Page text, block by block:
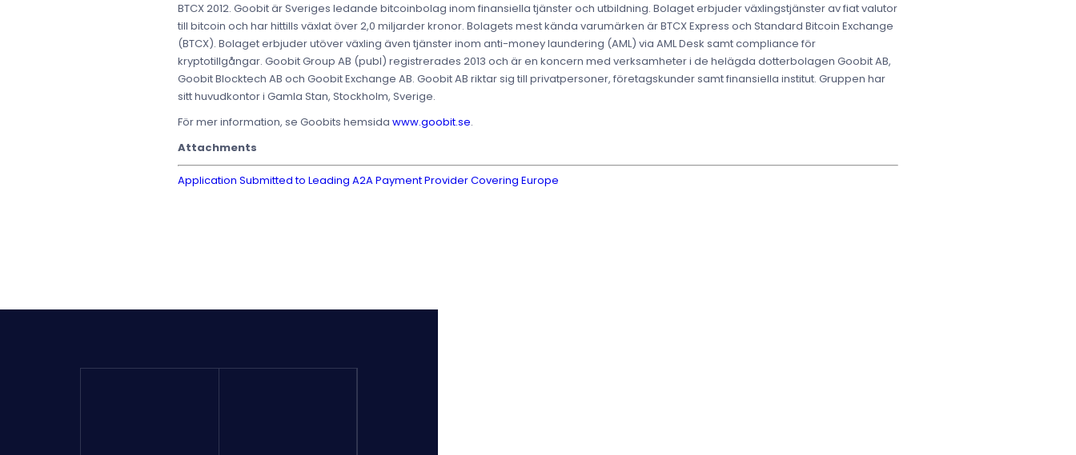
BTCX 2012. Goobit är Sveriges ledande bitcoinbolag inom finansiella tjänster och utbildning. Bolaget erbjuder växlingstjänster av fiat valutor
till bitcoin och har hittills växlat över 2,0 miljarder kronor. Bolagets mest kända varumärken är BTCX Express och Standard Bitcoin Exchange
(BTCX). Bolaget erbjuder utöver växling även tjänster inom anti-money laundering (AML) via AML Desk samt compliance för
kryptotillgångar. Goobit Group AB (publ) registrerades 2013 och är en koncern med verksamheter i de helägda dotterbolagen Goobit AB,
Goobit Blocktech AB och Goobit Exchange AB. Goobit AB riktar sig till privatpersoner, företagskunder samt finansiella institut. Gruppen har
sitt huvudkontor i Gamla Stan, Stockholm, Sverige.
För mer information, se Goobits hemsida www.goobit.se.
Attachments
Application Submitted to Leading A2A Payment Provider Covering Europe